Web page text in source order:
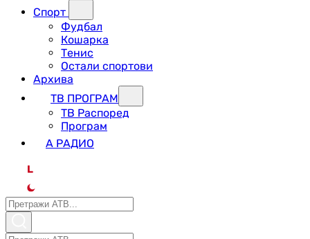
Спорт
Фудбал
Кошарка
Тенис
Остали спортови
Архива
ТВ ПРОГРАМ
ТВ Распоред
Програм
А РАДИО
L